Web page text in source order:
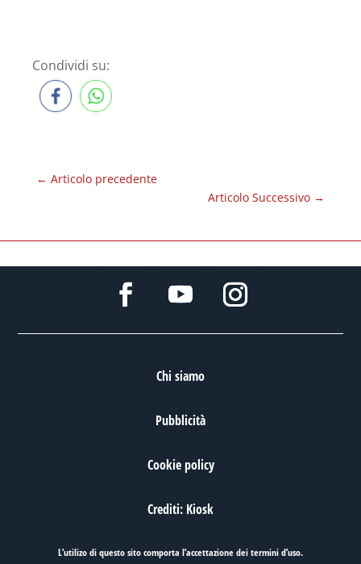
Condividi su:
← Articolo precedente
Articolo Successivo →
Chi siamo
Pubblicità
Cookie policy
Crediti: Kiosk
L’utilizo di questo sito comporta l’accettazione deitermini d’uso.